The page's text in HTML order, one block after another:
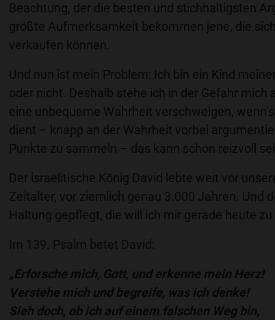
Beachtung, der die besten und stichhaltigsten
größte Aufmerksamkeit bekommen jene, die
verkaufen können.
Und nun ist mein Problem: Ich bin ein Kind
oder nicht. Deshalb stehe ich in der Gefahr mich
eine unbequeme Wahrheit verschweigen,
dient – knapp an der Wahrheit vorbei
Punkte zu sammeln – das kann schon reizvoll
Der israelitische König David lebte weit vor
Zeitalter, vor ziemlich genau 3.000 Jahren. Und
Haltung gepflegt, die will ich mir gerade heute zu
Im 139. Psalm betet David:
„Erforsche mich, Gott, und erkenne mein Herz!
Verstehe mich und begreife, was ich denke!
Sieh doch, ob ich auf einem falschen Weg bin,